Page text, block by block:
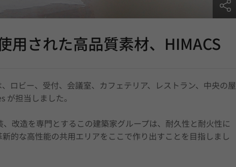
用された高品質素材、HIMACS
ロビー、受付、会議室、カフェテリア、レストラン、中央の屋
担当しました。
改造を専門とするこの建築家グループは、耐久性と耐火性に
的な高性能の共用エリアをここで作り出すことを目指しまし